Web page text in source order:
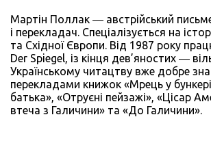
Мартін Поллак ― австрійський
і перекладач. Спеціалізується на
та Східної Європи. Від 1987 року
Der Spiegel, із кінця дев’яностих ―
Українському читацтву вже добре
перекладами книжок «Мрець у
батька», «Отруєні пейзажі», «Цісар
втеча з Галичини» та «До Галичини».